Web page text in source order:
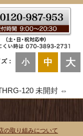
： 小 中 大
120 未開封 ⇔
の取り組みについて